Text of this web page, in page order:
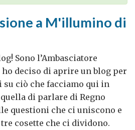
a M'illumino di
Sono l’Ambasciatore
deciso di aprire un blog per
ciò che facciamo qui in
quella di parlare di Regno
questioni che ci uniscono e
cosette che ci dividono.